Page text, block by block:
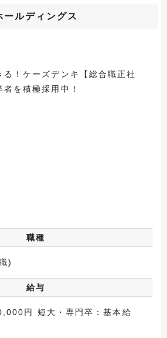
ルディングス
！ケーズデンキ【総合職正社
を積極採用中！
職種
)
給与
円 短大・専門卒：基本給